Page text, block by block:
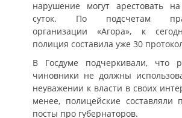
нарушение могут арестовать
суток. По подсчетам
организации «Агора», к
полиция составила уже 30
В Госдуме подчеркивали, что
чиновники не должны
неуважении к власти в своих
менее, полицейские составляли
посты про губернаторов.